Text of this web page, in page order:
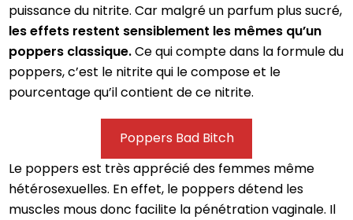
puissance du nitrite. Car malgré un parfum plus sucré,
les effets restent sensiblement les mêmes qu’un
poppers classique.Ce qui compte dans la formule du
poppers, c’est le nitrite qui le compose et le
pourcentage qu’il contient de ce nitrite.
Poppers Bad Bitch
Le poppers est très apprécié des femmes même
hétérosexuelles. En effet, le poppers détend les
muscles mous donc facilite la pénétration vaginale. Il